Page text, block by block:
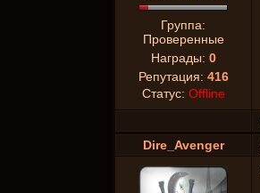
Группа:
Проверенные
Награды: 0
Репутация: 416
Статус: Offline
Dire_Avenger